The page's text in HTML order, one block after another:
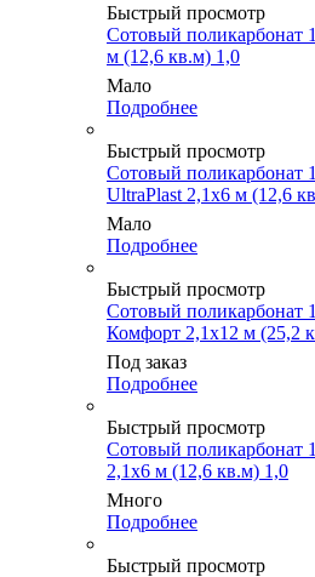
Быстрый просмотр
Сотовый поликарбонат
м (12,6 кв.м) 1,0
Мало
Подробнее
Быстрый просмотр
Сотовый поликарбонат
UltraPlast 2,1х6 м (12,6
Мало
Подробнее
Быстрый просмотр
Сотовый поликарбонат
Комфорт 2,1х12 м (25,2
Под заказ
Подробнее
Быстрый просмотр
Сотовый поликарбонат
2,1х6 м (12,6 кв.м) 1,0
Много
Подробнее
Быстрый просмотр